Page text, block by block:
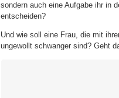
sondern auch eine Aufgabe ihr in
entscheiden?
Und wie soll eine Frau, die mit
ungewollt schwanger sind? Geht